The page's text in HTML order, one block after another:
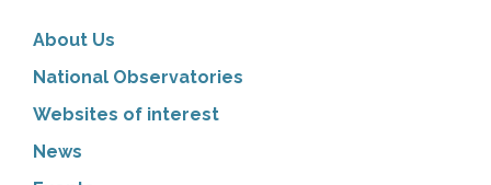
About Us
National Observatories
Websites of interest
News